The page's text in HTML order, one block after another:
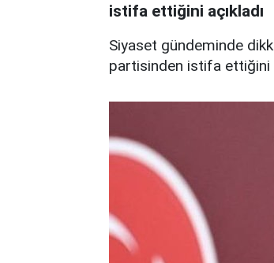
istifa ettiğini açıkladı
Siyaset gündeminde
partisinden istifa ettiğini